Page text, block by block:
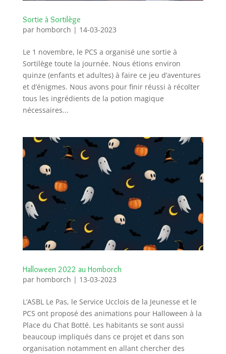
Sortie à Sortilège
par homborch | 14-03-2023
Le 1 novembre, le PCS a organisé une sortie à
Sortilège toute la journée. Nous étions environ
quinze (enfants et adultes) à faire ce jeu d’aventures
et d’énigmes. Nous avons pour finir réussi à récolter
tous les ingrédients de la potion magique
nécessaires...
Halloween 2022 au Homborch
par homborch | 13-03-2023
L’ASBL Le Pas, le Service Ucclois de la Jeunesse et le
PCS ont proposé des animations pour Halloween à la
Place du Chat Botté. Les habitants se sont aussi
beaucoup impliqués dans ce projet et dans son
organisation notamment en allant chercher des